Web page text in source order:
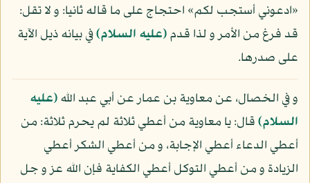
«ادعوني أستجب لكم» احتجاج على ما قاله ثانيا: و لا تقل:
قد فرغ من الأمر و لذا قدم(عليه السلام)في بيانه ذيل الآية
على صدرها.
و في الخصال، عن معاوية بن عمار عن أبي عبد الله(عليه
السلام)قال: يا معاوية من أعطي ثلاثة لم يحرم ثلاثة: من
أعطي الدعاء أعطي الإجابة، و من أعطي الشكر أعطي
الزيادة و من أعطي التوكل أعطي الكفاية فإن الله عز و جل